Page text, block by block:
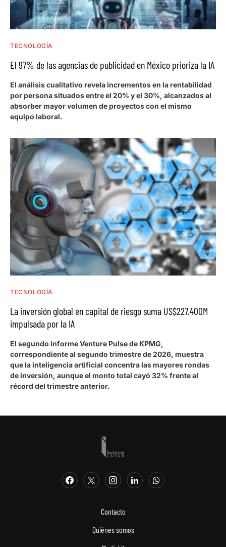
TECNOLOGÍA
El 97% de las agencias de publicidad en México prioriza la IA
El análisis cualitativo revela incrementos en la rentabilidad
por persona situados entre el 20% y el 30%, alcanzados al
absorber mayor volumen de proyectos con el mismo
equipo laboral.
TECNOLOGÍA
La inversión global en capital de riesgo suma US$227.400M
impulsada por la IA
El segundo informe Venture Pulse de KPMG,
correspondiente al segundo trimestre de 2026, muestra
que la inteligencia artificial concentra las mayores rondas
de inversión, aunque el monto total cayó 32% frente al
récord del trimestre anterior.
Contacto
Quiénes somos